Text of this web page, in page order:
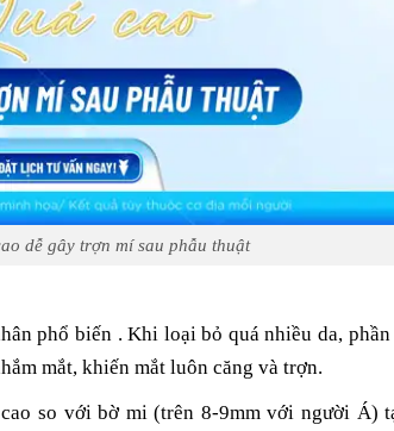
dễ gây trợn mí sau phẫu thuật
phổ biến . Khi loại bỏ quá nhiều da, phần
mắt, khiến mắt luôn căng và trợn.
so với bờ mi (trên 8-9mm với người Á)